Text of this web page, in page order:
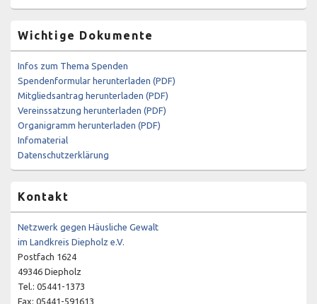
Wichtige Dokumente
Infos zum Thema Spenden
Spendenformular herunterladen (PDF)
Mitgliedsantrag herunterladen (PDF)
Vereinssatzung herunterladen (PDF)
Organigramm herunterladen (PDF)
Infomaterial
Datenschutzerklärung
Kontakt
Netzwerk gegen Häusliche Gewalt
im Landkreis Diepholz e.V.
Postfach 1624
49346 Diepholz
Tel.: 05441-1373
Fax: 05441-591613